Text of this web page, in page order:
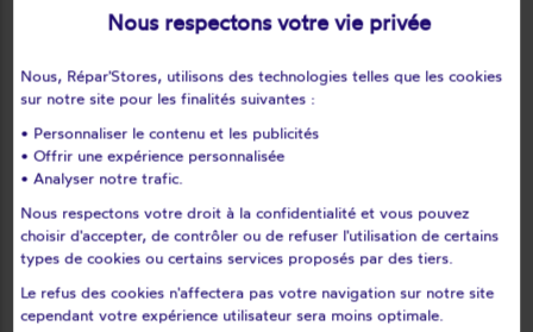
Le puy-sainte-réparade
Le rove
Les pennes-mirabeau
Maillane
Marseille
Mas-blanc-des-alpilles
Meyrargues
Meyreuil
Mimet
Miramas
Mollégès
Mouriès
Noves
Orgon
Nous respectons votre vie privée
Nous, Répar'Stores, utilisons des technologies telles que les cookies
sur notre site pour les finalités suivantes :
• Personnaliser le contenu et les publicités
• Offrir une expérience personnalisée
• Analyser notre trafic.
Nous respectons votre droit à la confidentialité et vous pouvez
choisir d'accepter, de contrôler ou de refuser l'utilisation de certains
types de cookies ou certains services proposés par des tiers.
Le refus des cookies n'affectera pas votre navigation sur notre site
cependant votre expérience utilisateur sera moins optimale.